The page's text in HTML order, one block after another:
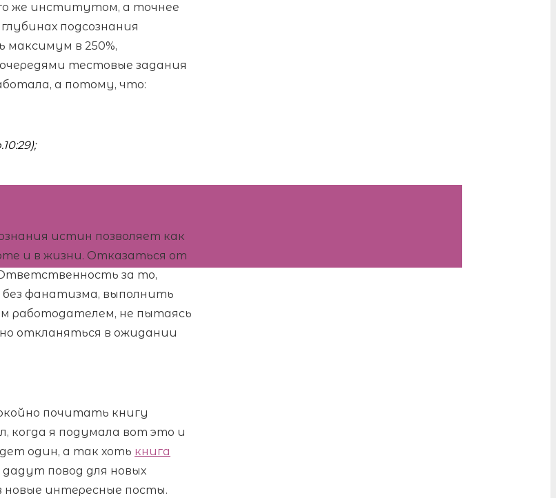
же институтом, а точнее
подсознания
в 250%,
тестовые задания
а потому, что:
истин позволяет как
и в жизни. Отказаться от
за то,
фанатизма, выполнить
работодателем, не пытаясь
откланяться в ожидании
почитать книгу
когда я подумала вот это и
один, а так хоть книга
повод для новых
интересные посты.